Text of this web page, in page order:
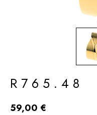
R765.48
Regulärer Preis:
59,00 €